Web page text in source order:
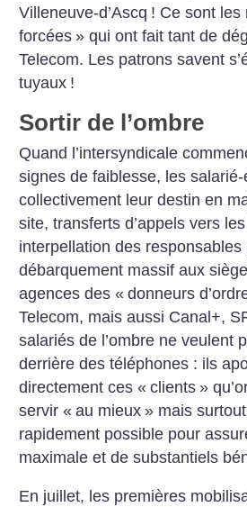
Villeneuve-d’Ascq ! Ce sont les
forcées » qui ont fait tant de
Telecom. Les patrons savent
tuyaux !
Sortir de l’ombre
Quand l’intersyndicale
signes de faiblesse, les
collectivement leur destin en
site, transferts d’appels vers
interpellation des responsables
débarquement massif aux
agences des « donneurs
Telecom, mais aussi Canal+,
salariés de l’ombre ne veulent
derrière des téléphones : ils
directement ces « clients »
servir « au mieux » mais
rapidement possible pour
maximale et de substantiels
En juillet, les premières